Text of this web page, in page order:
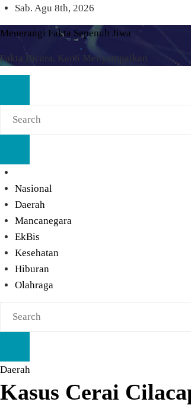
Skip
to
content
Sab. Agu 8th, 2026
Menerangi Fakta Sepenuh Jiwa
Fakta Bicara, Kami Menyampaikan
Nasional
Daerah
Mancanegara
EkBis
Kesehatan
Hiburan
Olahraga
Daerah
Kasus Cerai